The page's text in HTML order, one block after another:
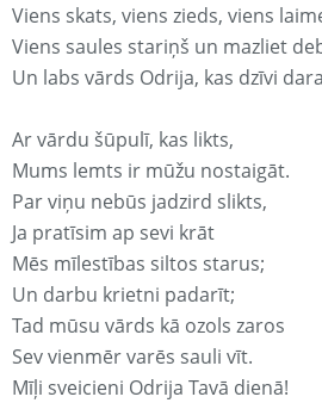
Viens skats, viens zieds, viens
Viens saules stariņš un mazliet
Un labs vārds Odrija, kas dzīvi
Ar vārdu šūpulī, kas likts,
Mums lemts ir mūžu nostaigāt.
Par viņu nebūs jadzird slikts,
Ja pratīsim ap sevi krāt
Mēs mīlestības siltos starus;
Un darbu krietni padarīt;
Tad mūsu vārds kā ozols zaros
Sev vienmēr varēs sauli vīt.
Mīļi sveicieni Odrija Tavā dienā!